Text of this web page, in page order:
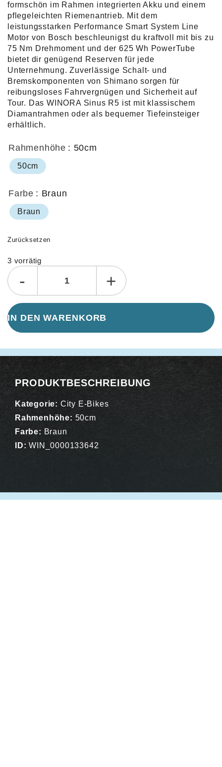
formschön im Rahmen integrierten Akku und einem
pflegeleichten Riemenantrieb. Mit dem
leistungsstarken Performance Smart System Line
Motor von Bosch beschleunigst du kraftvoll mit bis zu
75 Nm Drehmoment und der 625 Wh PowerTube
bietet dir genügend Reserven für jede
Unternehmung. Zuverlässige Schalt- und
Bremskomponenten von Shimano sorgen für
reibungsloses Fahrvergnügen und Sicherheit auf
Tour. Das WINORA Sinus R5 ist mit klassischem
Diamantrahmen oder als bequemer Tiefeinsteiger
erhältlich.
Rahmenhöhe : 50cm
50cm
Farbe : Braun
Braun
Zurücksetzen
3 vorrätig
- +
IN DEN WARENKORB
PRODUKTBESCHREIBUNG
Kategorie: City E-Bikes
Rahmenhöhe: 50cm
Farbe: Braun
ID: WIN_0000133642